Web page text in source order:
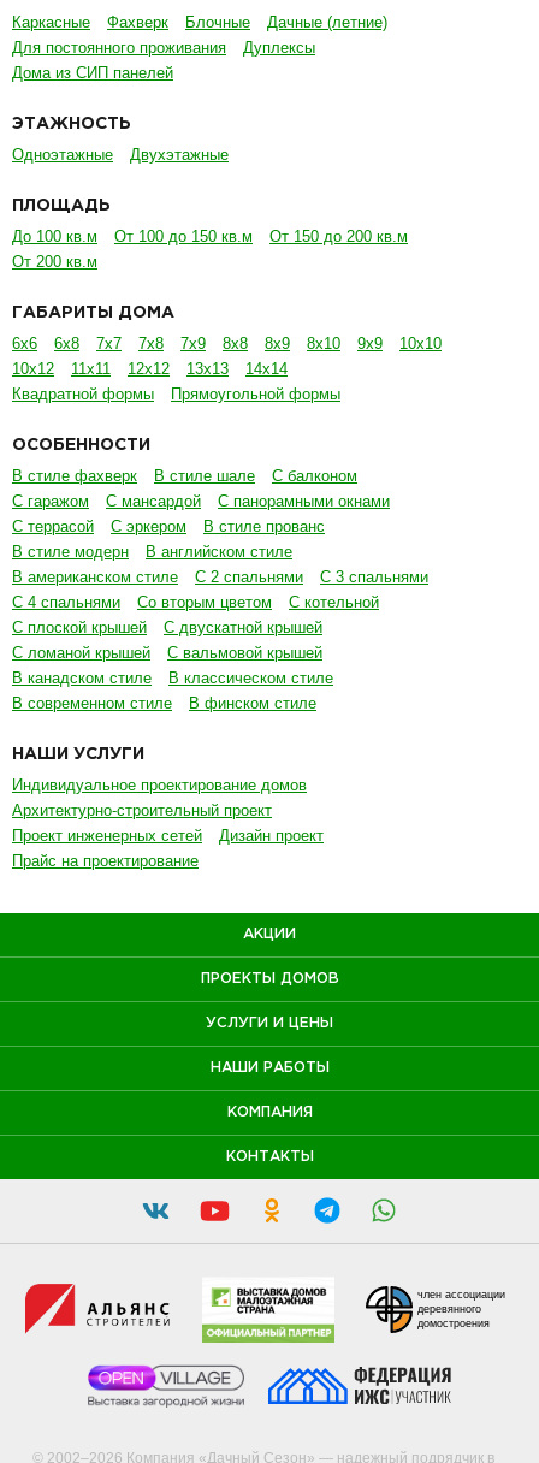
Каркасные Фахверк Блочные
Дачные (летние)
Для постоянного проживания
Дуплексы
Дома из СИП панелей
ЭТАЖНОСТЬ
Одноэтажные Двухэтажные
ПЛОЩАДЬ
До 100 кв.м От 100 до 150 кв.м
От 150 до 200 кв.м
От 200 кв.м
ГАБАРИТЫ ДОМА
6х6 6х8 7х7 7х8 7х9 8х8 8х9 8х10 9х9
10х10
10х12
11х11 12х12 13х13
14х14
Квадратной формы
Прямоугольной формы
ОСОБЕННОСТИ
В стиле фахверк В стиле шале
С балконом
С гаражом
С мансардой
С панорамными окнами
С террасой
С эркером
В стиле прованс
В стиле модерн
В английском стиле
В американском стиле
С 2 спальнями
С 3 спальнями
С 4 спальнями
Со вторым цветом
С котельной
С плоской крышей
С двускатной крышей
С ломаной крышей
С вальмовой крышей
В канадском стиле
В классическом стиле
В современном стиле
В финском стиле
НАШИ УСЛУГИ
Индивидуальное проектирование домов
Архитектурно-строительный проект
Проект инженерных сетей
Дизайн проект
Прайс на проектирование
АКЦИИ
ПРОЕКТЫ ДОМОВ
УСЛУГИ И ЦЕНЫ
НАШИ РАБОТЫ
КОМПАНИЯ
КОНТАКТЫ
© 2002–2026 Компания «Дачный Сезон» — надежный подрядчик в
член ассоциации
деревянного
домостроения